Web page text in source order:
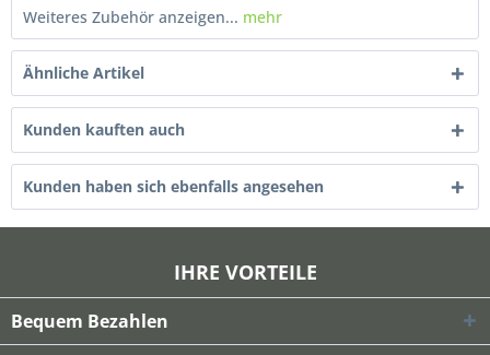
Weiteres Zubehör anzeigen... mehr
Ähnliche Artikel
Kunden kauften auch
Kunden haben sich ebenfalls angesehen
IHRE VORTEILE
Bequem Bezahlen